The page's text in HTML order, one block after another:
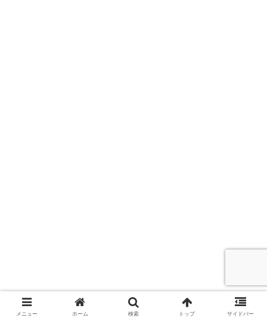
メニュー ホーム 検索 トップ サイドバー